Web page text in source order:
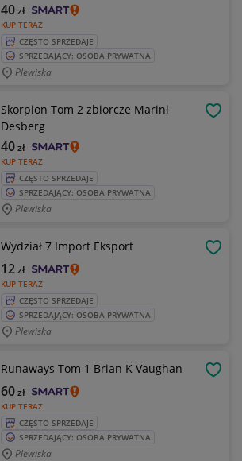
KUP TERAZ
40zł
CZĘSTO SPRZEDAJE
SPRZEDAJĄCY: OSOBA PRYWATNA
Plewiska
Skorpion Tom 2 zbiorcze Marini
Desberg
KUP TERAZ
40zł
CZĘSTO SPRZEDAJE
SPRZEDAJĄCY: OSOBA PRYWATNA
Plewiska
Wydział 7 Import Eksport
KUP TERAZ
12zł
CZĘSTO SPRZEDAJE
SPRZEDAJĄCY: OSOBA PRYWATNA
Plewiska
Runaways Tom 1 Brian K Vaughan
KUP TERAZ
60zł
CZĘSTO SPRZEDAJE
SPRZEDAJĄCY: OSOBA PRYWATNA
Plewiska